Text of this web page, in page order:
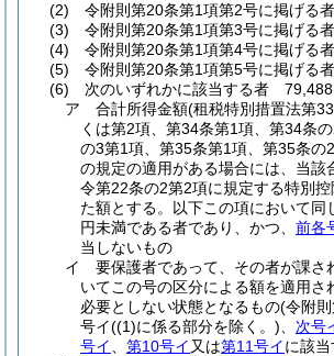
(2)
令附則第20条第1項第2号に掲げる
(3)
令附則第20条第1項第3号に掲げる
(4)
令附則第20条第1項第4号に掲げる
(5)
令附則第20条第1項第5号に掲げる
(6)
次のいずれかに該当する者 79,488
ア
合計所得金額(租税特別措置法第
くは第2項、第34条第1項、第34条
の3第1項、第35条第1項、第35条の
の規定の適用がある場合には、当該
令第22条の2第2項に規定する特別
た額とする。以下この項において同
円未満である者であり、かつ、 前各
当しないもの
イ
要保護者であって、その者が課さ
いてこの号の区分による額を適用さ
必要としない状態となるもの(令附
号イ((1)に係る部分を除く。) 次号
号イ
第10号イ 又は第11号イに該